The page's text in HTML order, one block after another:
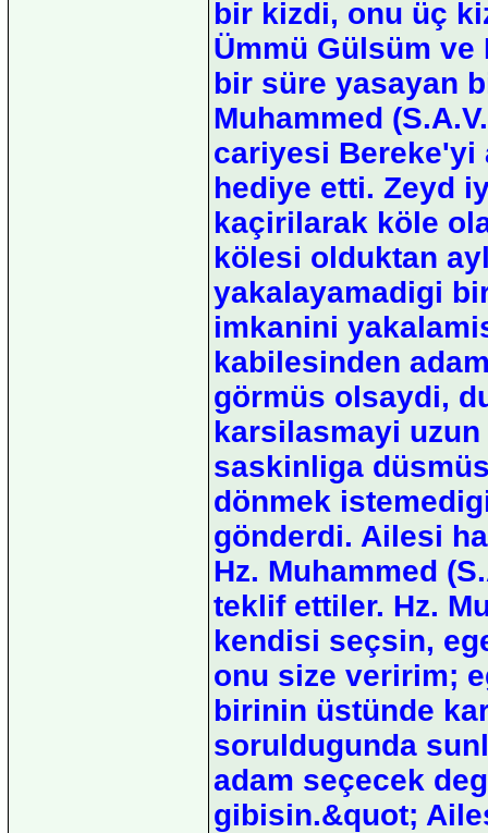
bir kizdi, onu üç
Ümmü Gülsüm
bir süre yasayan
Muhammed
cariyesi Bereke'yi
hediye etti. Zeyd
kaçirilarak köle
kölesi olduktan
yakalayamadigi
imkanini
kabilesinden
görmüs olsaydi,
karsilasmayi
saskinliga
dönmek
gönderdi. Ailesi
Hz. Muhammed
teklif ettiler. Hz.
kendisi seçsin,
onu size veririm;
birinin üstünde
soruldugunda
adam seçecek
gibisin.&quot;